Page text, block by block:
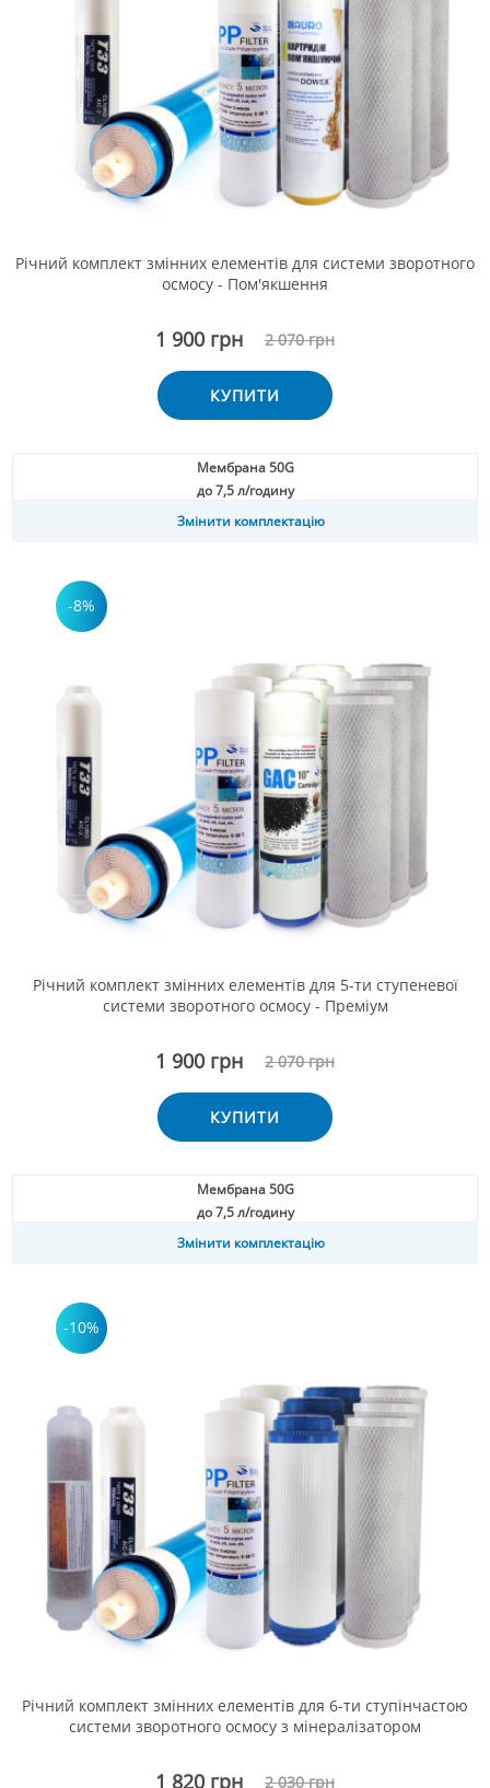
Річний комплект змінних елементів для системи зворотного
осмосу - Пом'якшення
1 900 грн 2 070 грн
КУПИТИ
Мембрана 50G
до 7,5 л/годину
Змінити комплектацію
-8%
Річний комплект змінних елементів для 5-ти ступеневої
системи зворотного осмосу - Преміум
1 900 грн 2 070 грн
КУПИТИ
Мембрана 50G
до 7,5 л/годину
Змінити комплектацію
-10%
Річний комплект змінних елементів для 6-ти ступінчастою
системи зворотного осмосу з мінералізатором
1 820 грн 2 030 грн